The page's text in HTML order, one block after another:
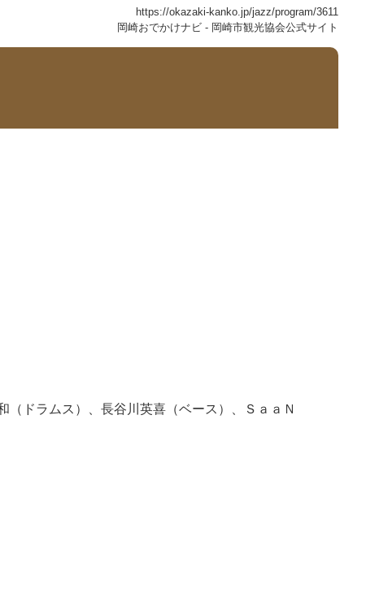
https://okazaki-kanko.jp/jazz/program/3611
岡崎おでかけナビ - 岡崎市観光協会公式サイト
ドラムス）、長谷川英喜（ベース）、ＳａａＮ